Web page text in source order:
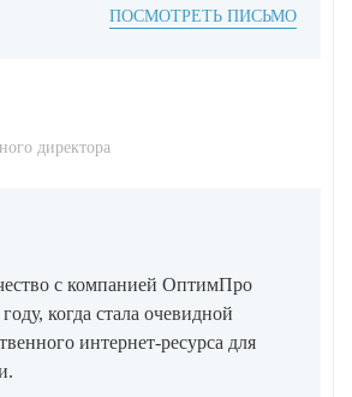
ПОСМОТРЕТЬ ПИСЬМО
директора
с компанией ОптимПро
когда стала очевидной
интернет-ресурса для